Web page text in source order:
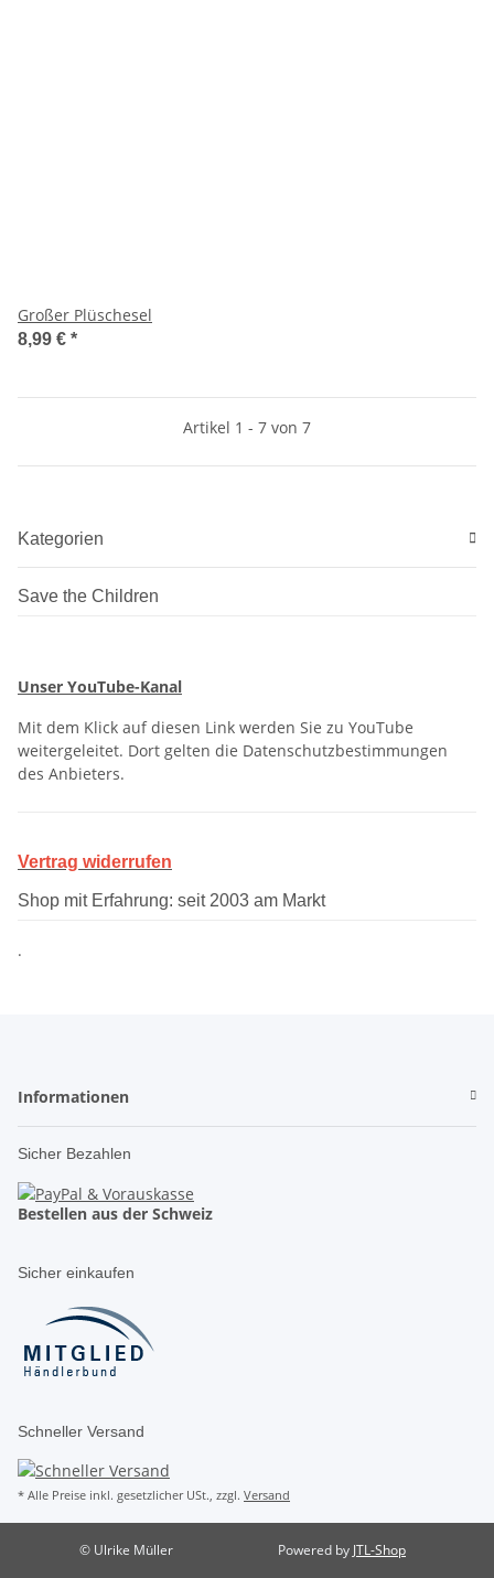
Großer Plüschesel
8,99 € *
Artikel 1 - 7 von 7
Kategorien
Save the Children
Unser YouTube-Kanal
Mit dem Klick auf diesen Link werden Sie zu YouTube
weitergeleitet. Dort gelten die Datenschutzbestimmungen
des Anbieters.
Vertrag widerrufen
Shop mit Erfahrung: seit 2003 am Markt
.
Informationen
Sicher Bezahlen
Bestellen aus der Schweiz
Sicher einkaufen
Schneller Versand
* Alle Preise inkl. gesetzlicher USt., zzgl. Versand
© Ulrike Müller Powered by JTL-Shop